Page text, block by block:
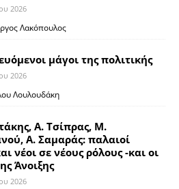
2026
Λακόπουλος
μάγοι της πολιτικής
2026
Λουλουδάκη
Α. Τσίπρας, Μ.
Α. Σαμαράς: παλαιοί
νέοι σε νέους ρόλους -και οι
Άνοιξης
2026